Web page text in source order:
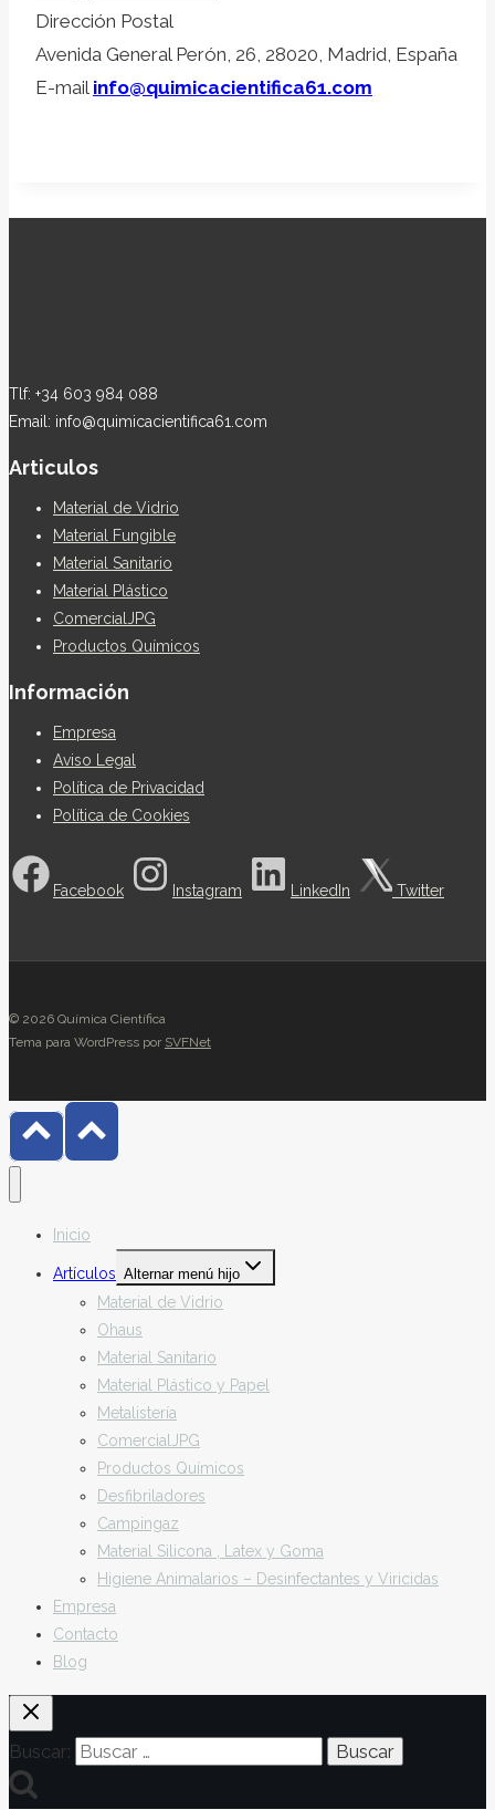
Dirección Postal
Avenida General Perón, 26, 28020, Madrid, España
E-mail info@quimicacientifica61.com
Tlf: +34 603 984 088
Email: info@quimicacientifica61.com
Articulos
Material de Vidrio
Material Fungible
Material Sanitario
Material Plástico
ComercialJPG
Productos Químicos
Información
Empresa
Aviso Legal
Política de Privacidad
Política de Cookies
Facebook Instagram LinkedIn Twitter
© 2026 Química Científica
Tema para WordPress por SVFNet
Inicio
Artículos Alternar menú hijo
Material de Vidrio
Ohaus
Material Sanitario
Material Plástico y Papel
Metalistería
ComercialJPG
Productos Químicos
Desfibriladores
Campingaz
Material Silicona , Latex y Goma
Higiene Animalarios – Desinfectantes y Viricidas
Empresa
Contacto
Blog
Buscar: